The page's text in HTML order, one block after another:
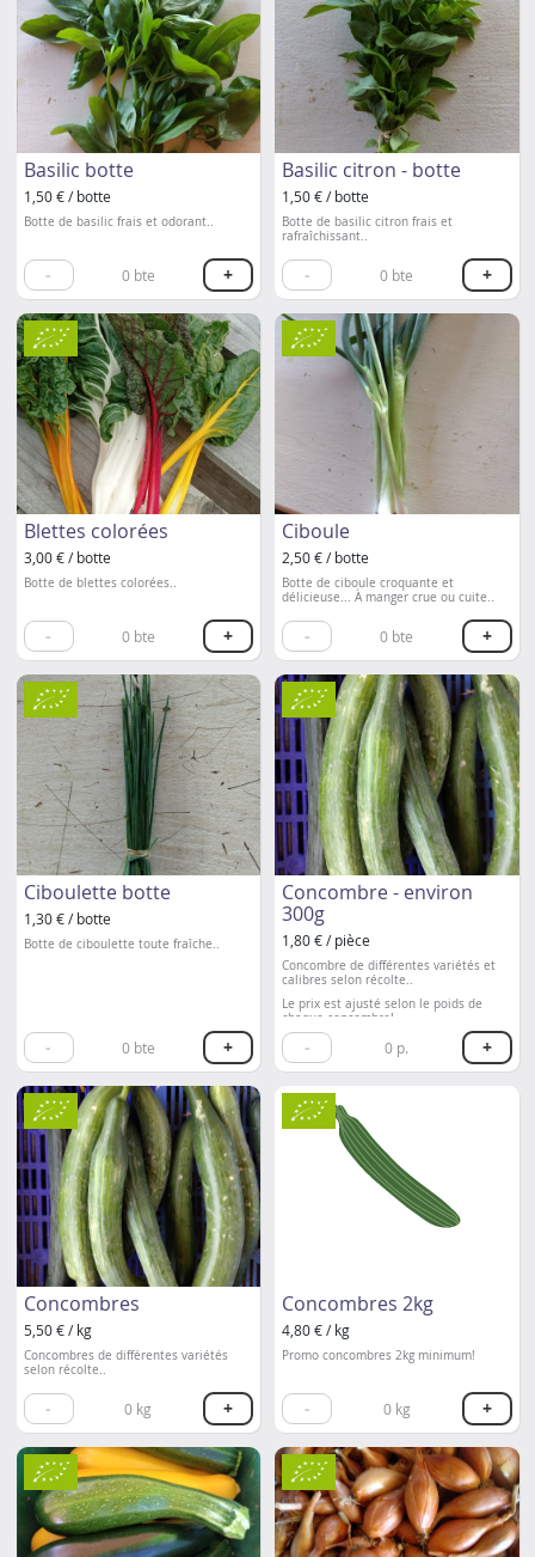
Basilic botte
1,50 € / botte
Botte de basilic frais et odorant..
- 0bte +
Basilic citron - botte
1,50 € / botte
Botte de basilic citron frais et
rafraîchissant..
- 0 bte +
Blettes colorées
3,00 € / botte
Botte de blettes colorées..
- 0bte +
Ciboule
2,50 € / botte
Botte de ciboule croquante et
délicieuse... À manger crue ou cuite..
- 0 bte +
Ciboulette botte
1,30 € / botte
Botte de ciboulette toute fraîche..
- 0bte +
Concombre - environ
300g
1,80 € / pièce
Concombre de différentes variétés et
calibres selon récolte..
Le prix est ajusté selon le poids de
chaque concombre!
- 0 p. +
Concombres
5,50 € / kg
Concombres de différentes variétés
selon récolte..
- 0 kg +
Concombres 2kg
4,80 € / kg
Promo concombres 2kg minimum!
- 0kg +